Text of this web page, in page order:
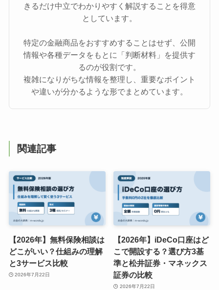
きるだけ中立でわかりやすく解説することを得意
としています。
特定の金融商品をおすすめすることはせず、公開
情報や各種データをもとに「判断材料」を提供す
るのが役割です。
複雑になりがちな情報を整理し、重要なポイント
や違いが分かるような形でまとめています。
関連記事
【2026年】無料保険相談は
どこがいい？仕組みの理解
と3サービス比較
2026年7月22日
【2026年】iDeCo口座はど
こで開設する？選び方3基
準と松井証券・マネックス
証券の比較
2026年7月22日